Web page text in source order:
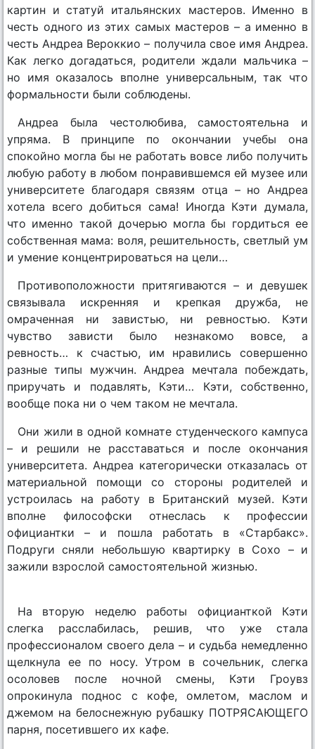
картин и статуй итальянских мастеров. Именно в
честь одного из этих самых мастеров – а именно в
честь Андреа Вероккио – получила свое имя Андреа.
Как легко догадаться, родители ждали мальчика –
но имя оказалось вполне универсальным, так что
формальности были соблюдены.
Андреа была честолюбива, самостоятельна и
упряма. В принципе по окончании учебы она
спокойно могла бы не работать вовсе либо получить
любую работу в любом понравившемся ей музее или
университете благодаря связям отца – но Андреа
хотела всего добиться сама! Иногда Кэти думала,
что именно такой дочерью могла бы гордиться ее
собственная мама: воля, решительность, светлый ум
и умение концентрироваться на цели…
Противоположности притягиваются – и девушек
связывала искренняя и крепкая дружба, не
омраченная ни завистью, ни ревностью. Кэти
чувство зависти было незнакомо вовсе, а
ревность… к счастью, им нравились совершенно
разные типы мужчин. Андреа мечтала побеждать,
приручать и подавлять, Кэти… Кэти, собственно,
вообще пока ни о чем таком не мечтала.
Они жили в одной комнате студенческого кампуса
– и решили не расставаться и после окончания
университета. Андреа категорически отказалась от
материальной помощи со стороны родителей и
устроилась на работу в Британский музей. Кэти
вполне философски отнеслась к профессии
официантки – и пошла работать в «Старбакс».
Подруги сняли небольшую квартирку в Сохо – и
зажили взрослой самостоятельной жизнью.
На вторую неделю работы официанткой Кэти
слегка расслабилась, решив, что уже стала
профессионалом своего дела – и судьба немедленно
щелкнула ее по носу. Утром в сочельник, слегка
осоловев после ночной смены, Кэти Гроувз
опрокинула поднос с кофе, омлетом, маслом и
джемом на белоснежную рубашку ПОТРЯСАЮЩЕГО
парня, посетившего их кафе.